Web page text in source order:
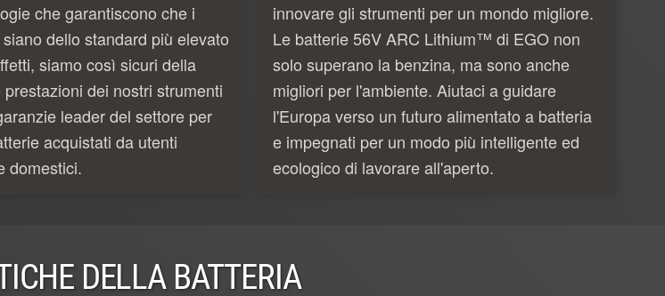
che garantiscono che i
dello standard più elevato
siamo così sicuri della
dei nostri strumenti
leader del settore per
acquistati da utenti
domestici.
innovare gli strumenti per un mondo migliore.
Le batterie 56V ARC Lithium™ di EGO non
solo superano la benzina, ma sono anche
migliori per l'ambiente. Aiutaci a guidare
l'Europa verso un futuro alimentato a batteria
e impegnati per un modo più intelligente ed
ecologico di lavorare all'aperto.
DELLA BATTERIA